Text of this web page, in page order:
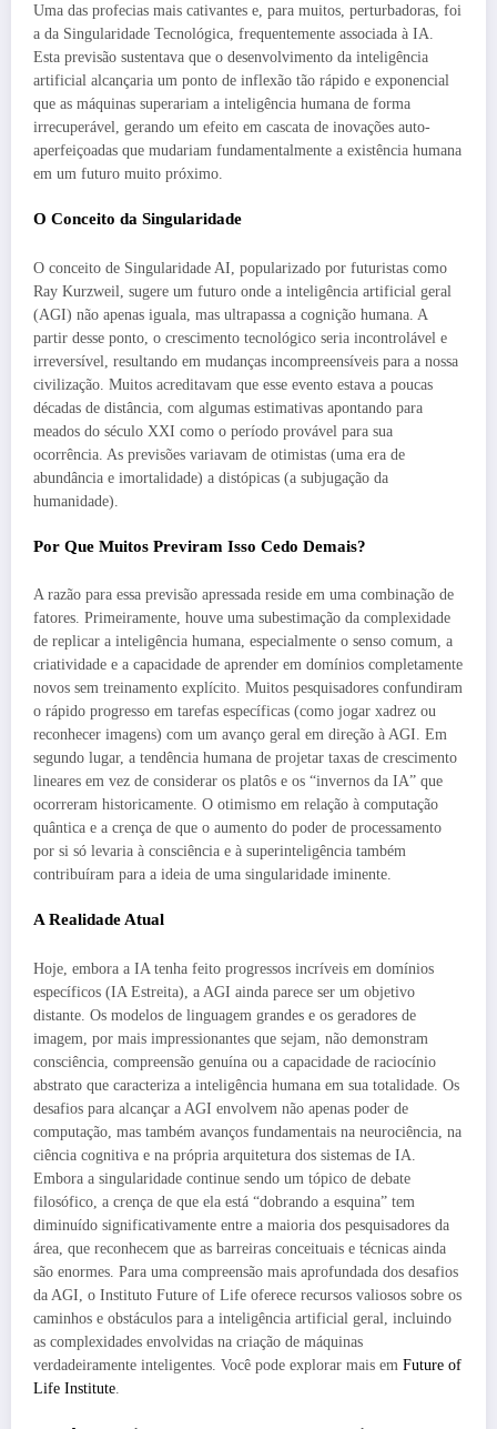
Uma das profecias mais cativantes e, para muitos, perturbadoras, foi
a da Singularidade Tecnológica, frequentemente associada à IA.
Esta previsão sustentava que o desenvolvimento da inteligência
artificial alcançaria um ponto de inflexão tão rápido e exponencial
que as máquinas superariam a inteligência humana de forma
irrecuperável, gerando um efeito em cascata de inovações auto-
aperfeiçoadas que mudariam fundamentalmente a existência humana
em um futuro muito próximo.
O Conceito da Singularidade
O conceito de Singularidade AI, popularizado por futuristas como
Ray Kurzweil, sugere um futuro onde a inteligência artificial geral
(AGI) não apenas iguala, mas ultrapassa a cognição humana. A
partir desse ponto, o crescimento tecnológico seria incontrolável e
irreversível, resultando em mudanças incompreensíveis para a nossa
civilização. Muitos acreditavam que esse evento estava a poucas
décadas de distância, com algumas estimativas apontando para
meados do século XXI como o período provável para sua
ocorrência. As previsões variavam de otimistas (uma era de
abundância e imortalidade) a distópicas (a subjugação da
humanidade).
Por Que Muitos Previram Isso Cedo Demais?
A razão para essa previsão apressada reside em uma combinação de
fatores. Primeiramente, houve uma subestimação da complexidade
de replicar a inteligência humana, especialmente o senso comum, a
criatividade e a capacidade de aprender em domínios completamente
novos sem treinamento explícito. Muitos pesquisadores confundiram
o rápido progresso em tarefas específicas (como jogar xadrez ou
reconhecer imagens) com um avanço geral em direção à AGI. Em
segundo lugar, a tendência humana de projetar taxas de crescimento
lineares em vez de considerar os platôs e os “invernos da IA” que
ocorreram historicamente. O otimismo em relação à computação
quântica e a crença de que o aumento do poder de processamento
por si só levaria à consciência e à superinteligência também
contribuíram para a ideia de uma singularidade iminente.
A Realidade Atual
Hoje, embora a IA tenha feito progressos incríveis em domínios
específicos (IA Estreita), a AGI ainda parece ser um objetivo
distante. Os modelos de linguagem grandes e os geradores de
imagem, por mais impressionantes que sejam, não demonstram
consciência, compreensão genuína ou a capacidade de raciocínio
abstrato que caracteriza a inteligência humana em sua totalidade. Os
desafios para alcançar a AGI envolvem não apenas poder de
computação, mas também avanços fundamentais na neurociência, na
ciência cognitiva e na própria arquitetura dos sistemas de IA.
Embora a singularidade continue sendo um tópico de debate
filosófico, a crença de que ela está “dobrando a esquina” tem
diminuído significativamente entre a maioria dos pesquisadores da
área, que reconhecem que as barreiras conceituais e técnicas ainda
são enormes. Para uma compreensão mais aprofundada dos desafios
da AGI, o Instituto Future of Life oferece recursos valiosos sobre os
caminhos e obstáculos para a inteligência artificial geral, incluindo
as complexidades envolvidas na criação de máquinas
verdadeiramente inteligentes. Você pode explorar mais em Future of
Life Institute